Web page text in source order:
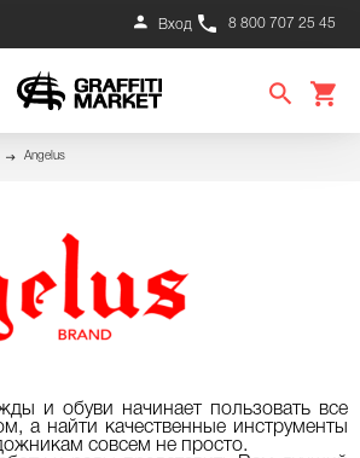
8 800 707 25 45
Вход
Angelus
и обуви начинает пользовать все
а найти качественные инструменты
совсем не просто.